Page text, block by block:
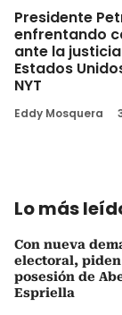
Presidente
enfrentando
ante la
Estados
NYT
Eddy Mosquera
Lo más
Con nueva
electoral,
posesión de
Espriella